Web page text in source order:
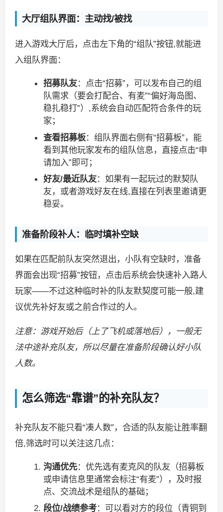
大厅组队界面：主动找/被找
进入游戏大厅后，点击左下角的“组队”按钮,就能进
入组队界面：
招募队友：点击“招募”，可以发布自己的组
队需求（要会打配合、有麦”“偏好海岛图、
稳扎稳打”）,系统会自动匹配符合条件的玩
家；
查看招募板：组队界面右侧有“招募板”，能
看到其他玩家发布的组队信息，直接点击“申
请加入”即可；
好友/最近队友：如果有一起玩过的默契队
友，或者游戏好友在线,直接在列表里邀请更
稳妥。
准备阶段补人：临时填补空缺
如果在匹配前队友突然退出，小队有空缺时，准备
界面会出现“招募”按钮，点击后系统会快速补入路人
玩家——不过这种临时补的队友默契度可能一般,建
议优先补好友或之前合作过的人。
注意：游戏开始后（上了飞机或落地后），一般无
法中途补充队友，所以尽量在准备阶段确认好小队
人数。
怎么筛选“靠谱”的补充队友？
补充队友不能只看“凑人数”，合适的队友能让胜率翻
倍,筛选时可以关注这几点：
沟通优先：优先选有麦克风的队友（招募板
或申请信息里通常会标注“有麦”），及时报
点、交流战术是组队的基础；
段位/战绩参考：可以看对方的段位（青铜到